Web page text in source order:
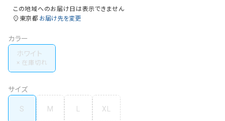
この地域へのお届け日は表示できません
東京都 お届け先を変更
カラー
ホワイト
サイズ
S M XL